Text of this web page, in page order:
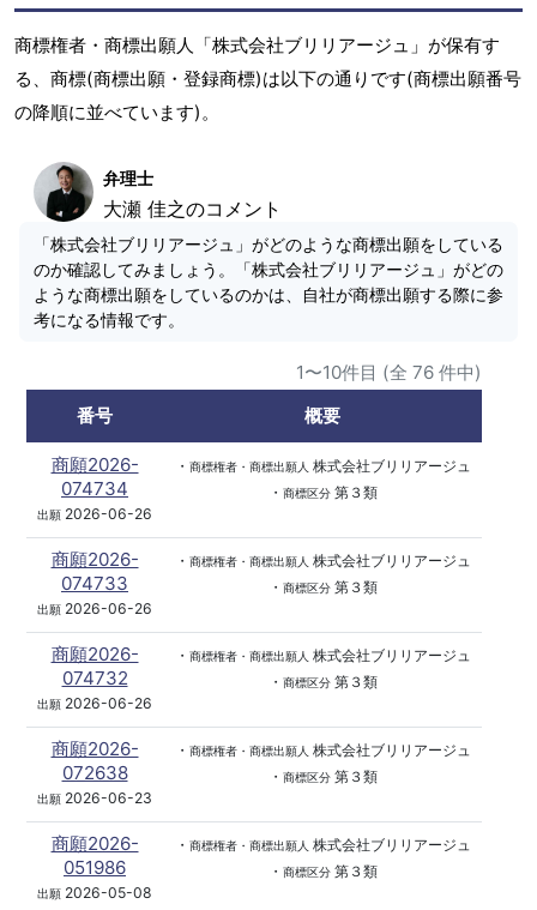
商標権者・商標出願人「株式会社ブリリアージュ」が保有す
る、商標(商標出願・登録商標)は以下の通りです(商標出願番号
の降順に並べています)。
弁理士
大瀬 佳之のコメント
「株式会社ブリリアージュ」がどのような商標出願をしている
のか確認してみましょう。「株式会社ブリリアージュ」がどの
ような商標出願をしているのかは、自社が商標出願する際に参
考になる情報です。
1〜10件目 (全 76 件中)
番号
概要
商願2026-
074734
出願 2026-06-26
・ 商標権者・商標出願人 株式会社ブリリアージュ
・ 商標区分第３類
商願2026-
074733
出願 2026-06-26
・ 商標権者・商標出願人 株式会社ブリリアージュ
・ 商標区分第３類
商願2026-
074732
出願 2026-06-26
・ 商標権者・商標出願人 株式会社ブリリアージュ
・ 商標区分第３類
商願2026-
072638
出願 2026-06-23
・ 商標権者・商標出願人 株式会社ブリリアージュ
・ 商標区分第３類
商願2026-
051986
出願 2026-05-08
・ 商標権者・商標出願人 株式会社ブリリアージュ
・ 商標区分第３類